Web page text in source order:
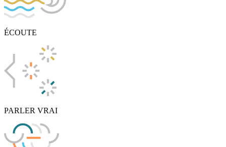
ÉCOUTE
PARLER VRAI